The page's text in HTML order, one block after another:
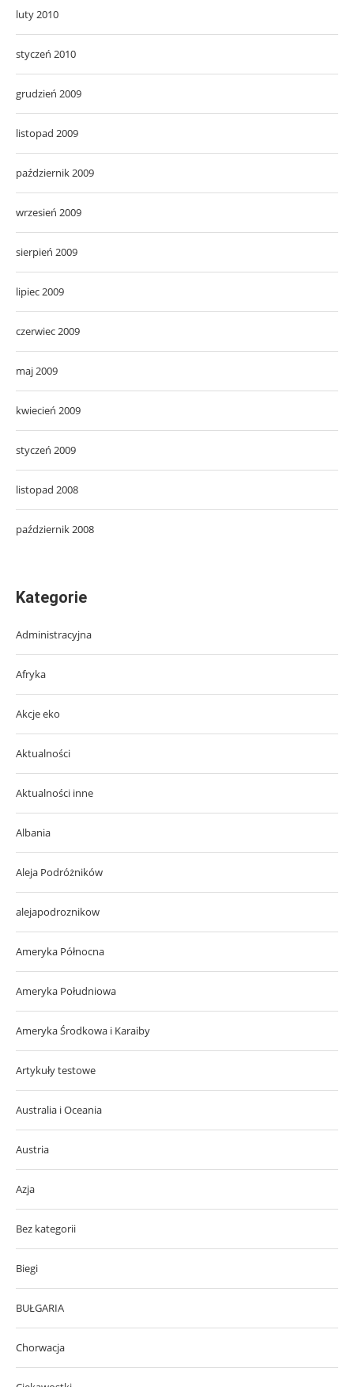
luty 2010
styczeń 2010
grudzień 2009
listopad 2009
październik 2009
wrzesień 2009
sierpień 2009
lipiec 2009
czerwiec 2009
maj 2009
kwiecień 2009
styczeń 2009
listopad 2008
październik 2008
Kategorie
Administracyjna
Afryka
Akcje eko
Aktualności
Aktualności inne
Albania
Aleja Podróżników
alejapodroznikow
Ameryka Północna
Ameryka Południowa
Ameryka Środkowa i Karaiby
Artykuły testowe
Australia i Oceania
Austria
Azja
Bez kategorii
Biegi
BUŁGARIA
Chorwacja